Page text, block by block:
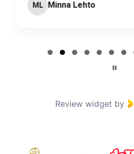
ML Minna Lehto
Review widget by